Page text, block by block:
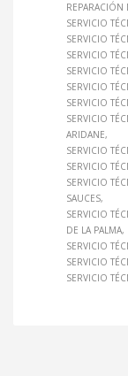
REPARACIÓN
SERVICIO
SERVICIO
SERVICIO
SERVICIO
SERVICIO
SERVICIO
SERVICIO
ARIDANE
SERVICIO
SERVICIO
SERVICIO
SAUCES
SERVICIO
DE LA PALMA
SERVICIO
SERVICIO
SERVICIO